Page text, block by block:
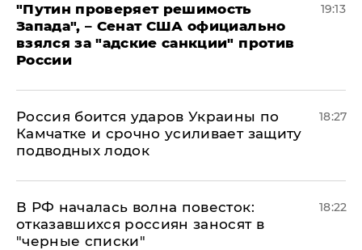
"Путин проверяет решимость
Запада", – Сенат США официально
взялся за "адские санкции" против
России
19:13
Россия боится ударов Украины по
Камчатке и срочно усиливает защиту
подводных лодок
18:27
​В РФ началась волна повесток:
отказавшихся россиян заносят в
"черные списки"
18:22